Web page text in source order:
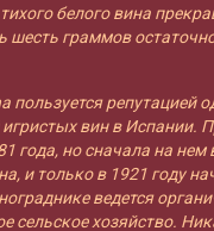
белого вина
шесть граммов
пользуется репутацией
вин в Испании.
года, но сначала на
и только в 1921 году
ведется
сельское хозяйство.